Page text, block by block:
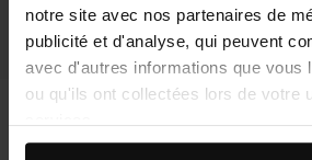
notre site avec nos partenaires de
publicité et d'analyse, qui peuvent
avec d'autres informations que vous
ou qu'ils ont collectées lors de votre
Mocassins en cuir avec chaîne - noir
115.99